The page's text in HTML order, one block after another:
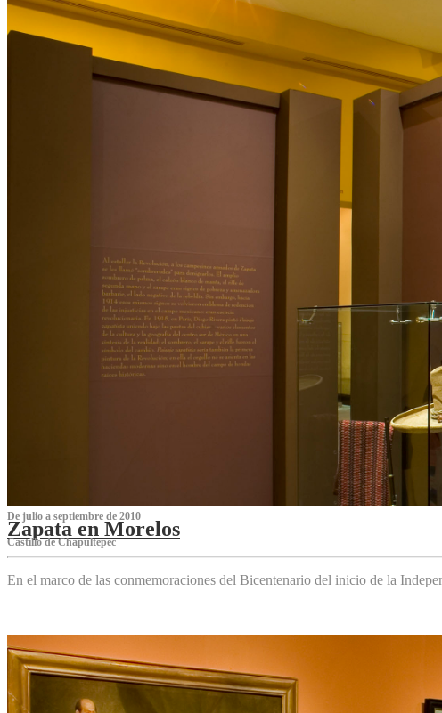
De julio a septiembre de 2010
Zapata en Morelos
Castillo de Chapultepec
En el marco de las conmemoraciones del Bicentenario del inicio de la